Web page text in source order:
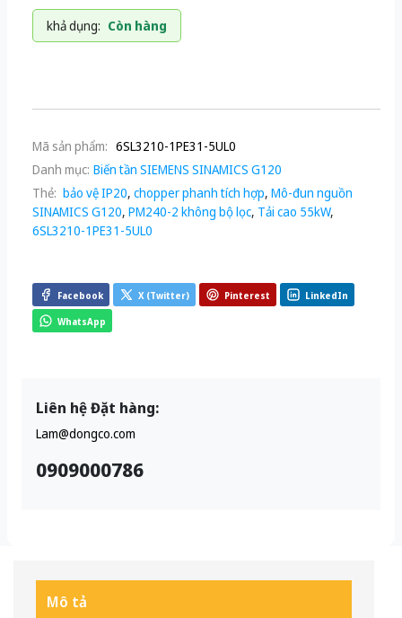
khả dụng: Còn hàng
Mã sản phẩm: 6SL3210-1PE31-5UL0
Danh mục: Biến tần SIEMENS SINAMICS G120
Thẻ: bảo vệ IP20, chopper phanh tích hợp, Mô-đun nguồn
SINAMICS G120, PM240-2 không bộ lọc, Tải cao 55kW,
6SL3210-1PE31-5UL0
Facebook X (Twitter) Pinterest LinkedIn
WhatsApp
Liên hệ Đặt hàng:
Lam@dongco.com
0909000786
Mô tả